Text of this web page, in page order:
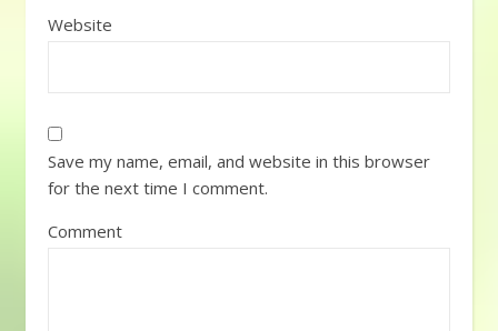
Website
Save my name, email, and website in this browser
for the next time I comment.
Comment